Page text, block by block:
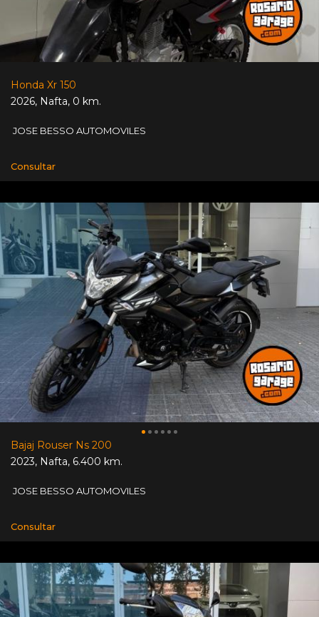
Honda Xr 150
2026, Nafta, 0 km.
JOSE BESSO AUTOMOVILES
Consultar
Bajaj Rouser Ns 200
2023, Nafta, 6.400 km.
JOSE BESSO AUTOMOVILES
Consultar